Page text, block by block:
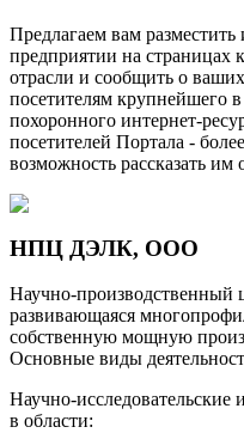
Предлагаем вам
предприятии на страницах
отрасли и сообщить о
посетителям крупнейшего
похоронного интернет-
посетителей Портала -
возможность рассказать
НПЦ ДЭЛК, ООО
Научно-
развивающаяся
собственную мощную
Основные виды
Научно-исследовательские
в области: